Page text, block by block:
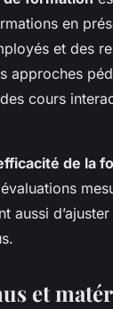
en
et des
approches
cours
de la
aussi
et